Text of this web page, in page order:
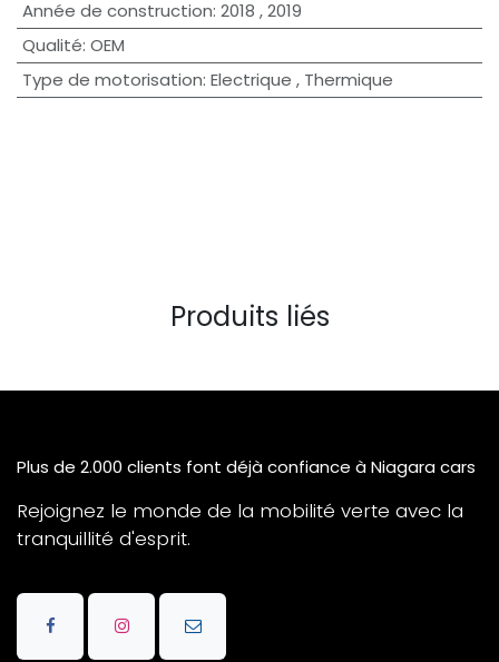
Année de construction: 2018 ,2019
Qualité: OEM
Type de motorisation: Electrique , Thermique
Produits liés
Plus de 2.000 clients font déjà confiance à Niagara cars
Rejoignez le monde de la mobilité verte avec la
tranquillité d'esprit.